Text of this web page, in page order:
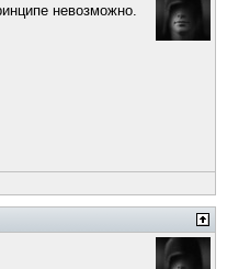
невозможно.